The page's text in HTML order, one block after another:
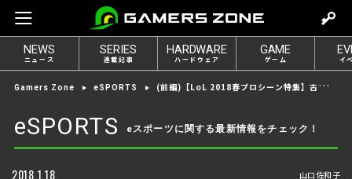
e
t
l
o
g
NEWS
ニュース
SERIES
連載記事
HARDWARE
ハードウェア
GAME
ゲーム イ
Gamers Zone eSPORTS (前編)【LoL 2018春プロシーン特集】古きと新しきが混じり合う新生北米リーグ、NA LCS開幕
eSPORTS eスポーツに関する最新情報をチェック！
2018.1.18 山口佐和子